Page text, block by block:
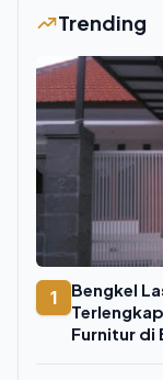
Trending
1
Bengkel
Furnitur di